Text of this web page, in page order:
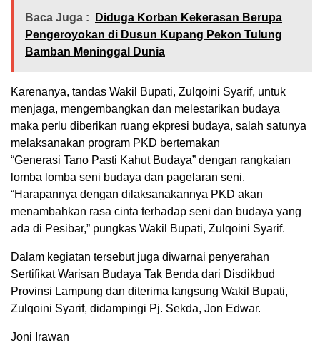
Baca Juga :
Diduga Korban Kekerasan Berupa
Pengeroyokan di Dusun Kupang Pekon Tulung
Bamban Meninggal Dunia
Karenanya, tandas Wakil Bupati, Zulqoini Syarif, untuk
menjaga, mengembangkan dan melestarikan budaya
maka perlu diberikan ruang ekpresi budaya, salah satunya
melaksanakan program PKD bertemakan
“Generasi Tano Pasti Kahut Budaya” dengan rangkaian
lomba lomba seni budaya dan pagelaran seni.
“Harapannya dengan dilaksanakannya PKD akan
menambahkan rasa cinta terhadap seni dan budaya yang
ada di Pesibar,” pungkas Wakil Bupati, Zulqoini Syarif.
Dalam kegiatan tersebut juga diwarnai penyerahan
Sertifikat Warisan Budaya Tak Benda dari Disdikbud
Provinsi Lampung dan diterima langsung Wakil Bupati,
Zulqoini Syarif, didampingi Pj. Sekda, Jon Edwar.
Joni Irawan